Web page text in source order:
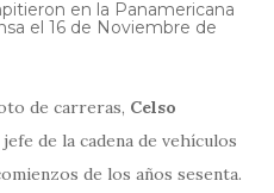
en la Panamericana
el 16 de Noviembre de
de carreras, Celso
de la cadena de vehículos
de los años sesenta.